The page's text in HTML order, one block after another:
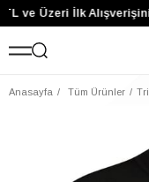
ve Üzeri İlk
Anasayfa Tüm Ürünler